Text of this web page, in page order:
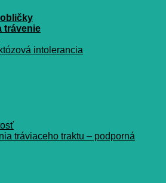
trávenie
intolerancia
tráviaceho traktu – podporná